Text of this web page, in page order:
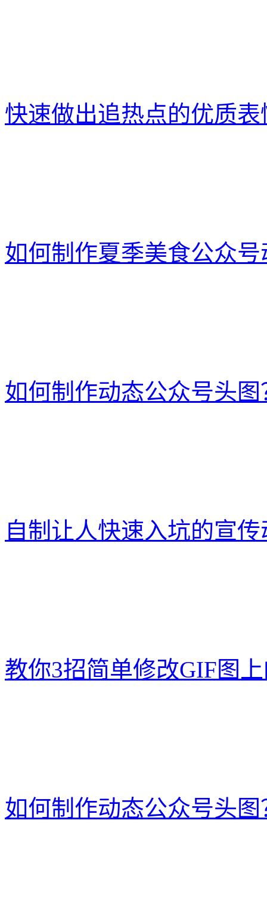
快速做出追热点的优质表
如何制作夏季美食公众
如何制作动态公众号头图
自制让人快速入坑的宣传
教你3招简单修改GIF图
如何制作动态公众号头图